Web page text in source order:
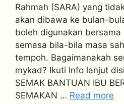
Rahmah (SARA) yang
akan dibawa ke bulan-
boleh digunakan
semasa bila-bila masa
tempoh. Bagaimanakah
mykad? Ikuti Info lanjut
SEMAK BANTUAN IBU
SEMAKAN … Read more